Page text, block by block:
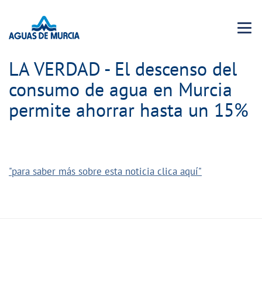
Menu
LA VERDAD - El descenso del
consumo de agua en Murcia
permite ahorrar hasta un 15%
"para saber más sobre esta noticia clica aquí"